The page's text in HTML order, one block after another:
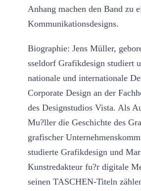
Anhang machen den Band zu
Kommunikationsdesigns.
Biographie: Jens Müller,
sseldorf Grafikdesign studiert
nationale und internationale
Corporate Design an der
des Designstudios Vista. Als
Mu?ller die Geschichte des
grafischer
studierte Grafikdesign und
Kunstredakteur fu?r digitale
seinen TASCHEN-Titeln